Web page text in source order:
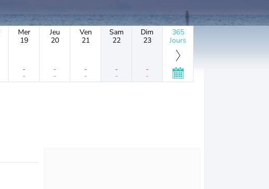
Mer
19
-
-
Jeu
20
-
-
Ven
21
-
-
Sam
22
-
-
Dim
23
-
-
365
Jours